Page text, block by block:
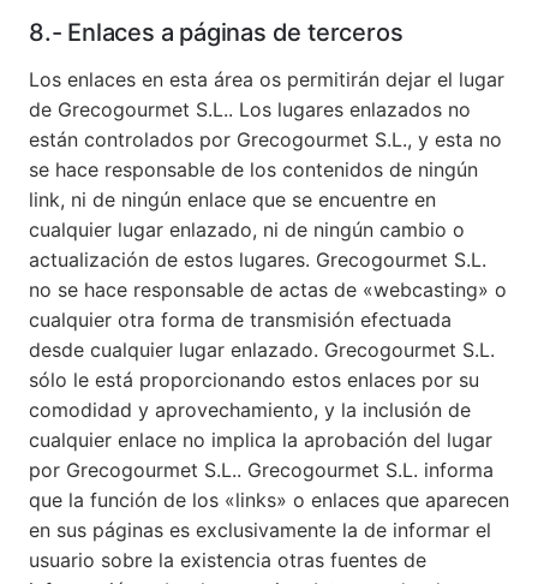
8.- Enlaces a páginas de terceros
Los enlaces en esta área os permitirán dejar el lugar
de Grecogourmet S.L.. Los lugares enlazados no
están controlados por Grecogourmet S.L., y esta no
se hace responsable de los contenidos de ningún
link, ni de ningún enlace que se encuentre en
cualquier lugar enlazado, ni de ningún cambio o
actualización de estos lugares. Grecogourmet S.L.
no se hace responsable de actas de «webcasting» o
cualquier otra forma de transmisión efectuada
desde cualquier lugar enlazado. Grecogourmet S.L.
sólo le está proporcionando estos enlaces por su
comodidad y aprovechamiento, y la inclusión de
cualquier enlace no implica la aprobación del lugar
por Grecogourmet S.L.. Grecogourmet S.L. informa
que la función de los «links» o enlaces que aparecen
en sus páginas es exclusivamente la de informar el
usuario sobre la existencia otras fuentes de